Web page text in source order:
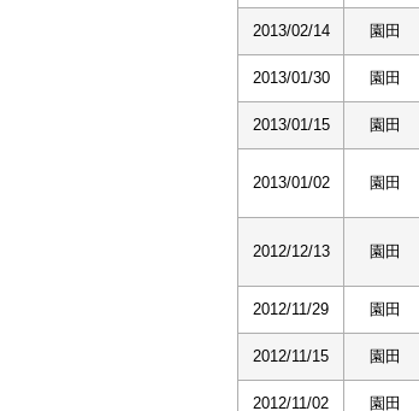
2013/02/14 園田
2013/01/30 園田
2013/01/15 園田
2013/01/02 園田
2012/12/13 園田
2012/11/29 園田
2012/11/15 園田
2012/11/02 園田